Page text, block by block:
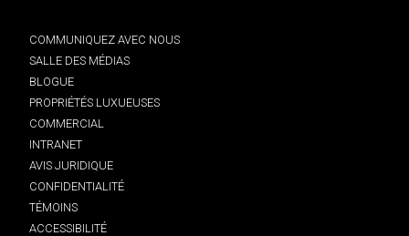
COMMUNIQUEZ AVEC NOUS
SALLE DES MÉDIAS
BLOGUE
PROPRIÉTÉS LUXUEUSES
COMMERCIAL
INTRANET
AVIS JURIDIQUE
CONFIDENTIALITÉ
TÉMOINS
ACCESSIBILITÉ